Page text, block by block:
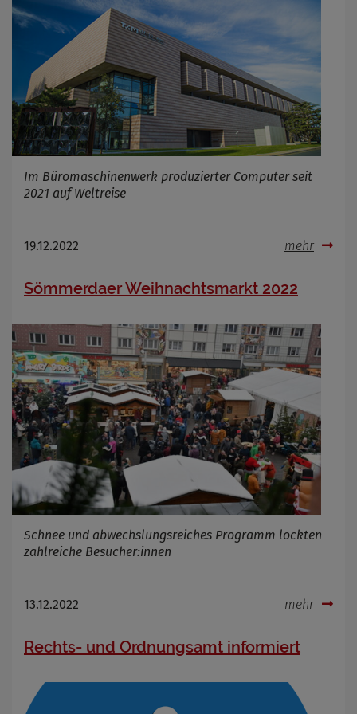
Im Büromaschinenwerk produzierter Computer seit
2021 auf Weltreise
19.12.2022 mehr
Sömmerdaer Weihnachtsmarkt 2022
Schnee und abwechslungsreiches Programm lockten
zahlreiche Besucher:innen
13.12.2022 mehr
Rechts- und Ordnungsamt informiert
Cookie Name
_osm_totp_token
Cookie Laufzeit
Name
Cookies die bei der Verwendung von
OpenWeatherAPI gesetzt werden
Anbieter
Cookie Name
Cookie Laufzeit